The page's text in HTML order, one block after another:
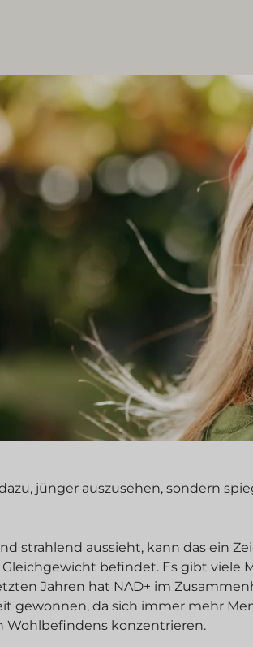
jünger auszusehen, sondern
strahlend aussieht, kann das ein
befindet. Es gibt viele
Jahren hat NAD+ im
gewonnen, da sich immer mehr
konzentrieren.